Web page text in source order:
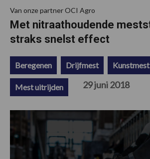
Van onze partner OCI Agro
Met nitraathoudende
straks snelst effect
Beregenen Drijfmest
Mest uitrijden 29 juni 2018